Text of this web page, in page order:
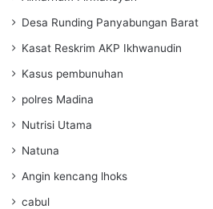
Desa Runding Panyabungan Barat
Kasat Reskrim AKP Ikhwanudin
Kasus pembunuhan
polres Madina
Nutrisi Utama
Natuna
Angin kencang lhoks
cabul